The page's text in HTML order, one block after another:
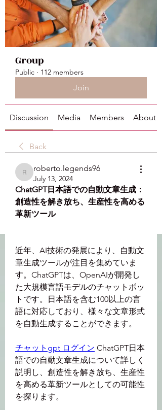
Group
Public · 112 members
Join
Discussion Media Members About
Back
roberto.legends96
roberto.legends96
July 13, 2024
ChatGPT日本語での自動文章生成：
創造性を解き放ち、生産性を高める
革新ツール
近年、AI技術の発展により、自動文
章生成ツールが注目を集めていま
す。ChatGPTは、OpenAIが開発し
た大規模言語モデルのチャットボッ
トです。日本語を含む100以上の言
語に対応しており、様々な文章形式
を自動生成することができます。
チャットgpt ログイン ChatGPT日本
語での自動文章生成について詳しく
説明し、創造性を解き放ち、生産性
を高める革新ツールとしての可能性
を探ります。